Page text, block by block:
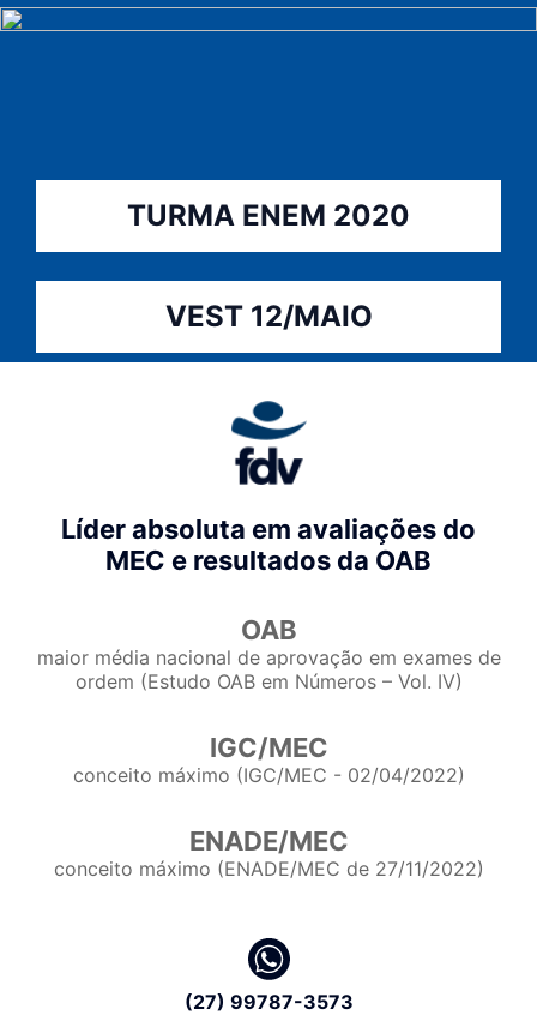
TURMA ENEM 2020
VEST 12/MAIO
Líder absoluta em avaliações do
MEC e resultados da OAB
OAB
maior média nacional de aprovação em exames de
ordem (Estudo OAB em Números – Vol. IV)
IGC/MEC
conceito máximo (IGC/MEC - 02/04/2022)
ENADE/MEC
conceito máximo (ENADE/MEC de 27/11/2022)
(27) 99787-3573